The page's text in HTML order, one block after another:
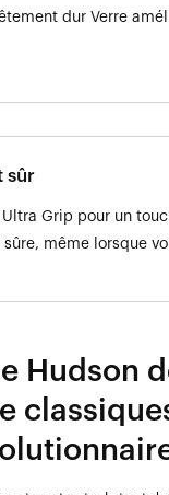
dur Verre
sûr
Ultra Grip pour un
même lorsque
Hudson